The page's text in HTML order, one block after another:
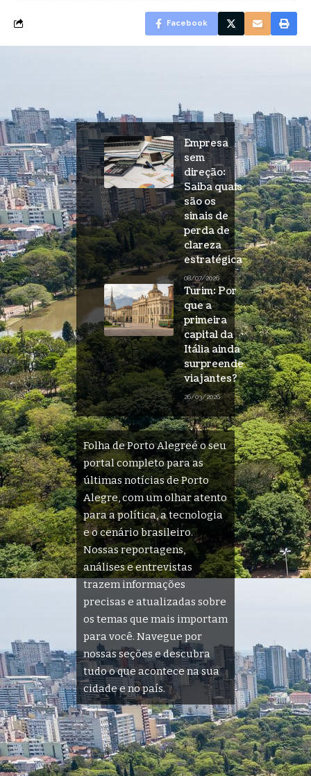
Facebook
Empresa
sem
direção:
Saiba quais
são os
sinais de
perda de
clareza
estratégica
08/07/2026
Turim: Por
que a
primeira
capital da
Itália ainda
surpreende
viajantes?
26/03/2026
Folha de Porto Alegreé o seu
portal completo para as
últimas notícias de Porto
Alegre, com um olhar atento
para a política, a tecnologia
e o cenário brasileiro.
Nossas reportagens,
análises e entrevistas
trazem informações
precisas e atualizadas sobre
os temas que mais importam
para você. Navegue por
nossas seções e descubra
tudo o que acontece na sua
cidade e no país.